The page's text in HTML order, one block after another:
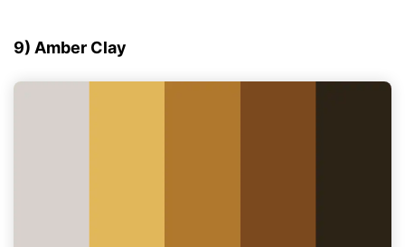
9) Amber Clay